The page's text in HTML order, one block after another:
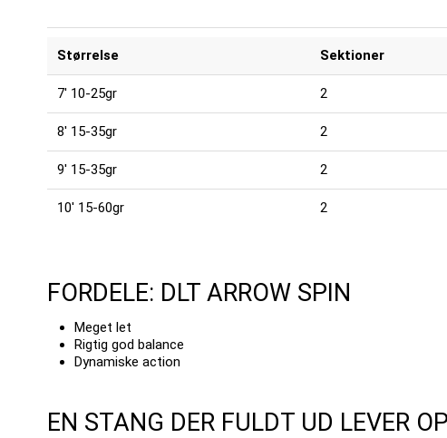
Størrelse Sektioner
7' 10-25gr 2
8' 15-35gr 2
9' 15-35gr 2
10' 15-60gr 2
FORDELE: DLT ARROW SPIN
Meget let
Rigtig god balance
Dynamiske action
EN STANG DER FULDT UD LEVER